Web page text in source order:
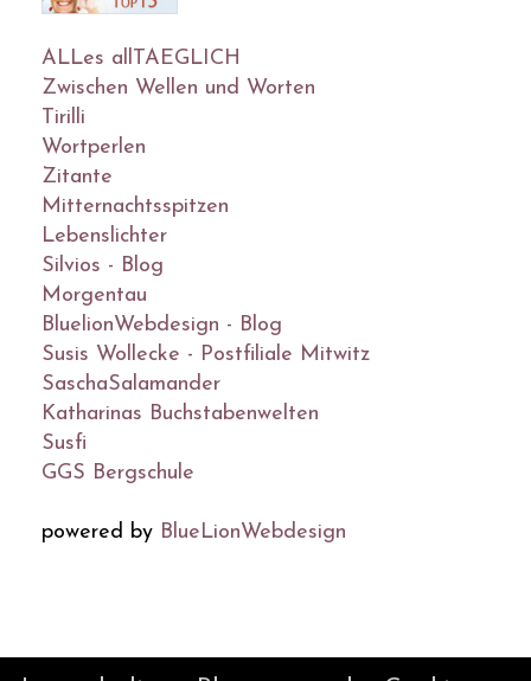
ALLes allTAEGLICH
Zwischen Wellen und Worten
Tirilli
Wortperlen
Zitante
Mitternachtsspitzen
Lebenslichter
Silvios - Blog
Morgentau
BluelionWebdesign - Blog
Susis Wollecke - Postfiliale Mitwitz
SaschaSalamander
Katharinas Buchstabenwelten
Susfi
GGS Bergschule
powered by BlueLionWebdesign